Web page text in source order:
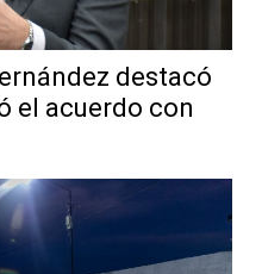
destacó
el acuerdo con